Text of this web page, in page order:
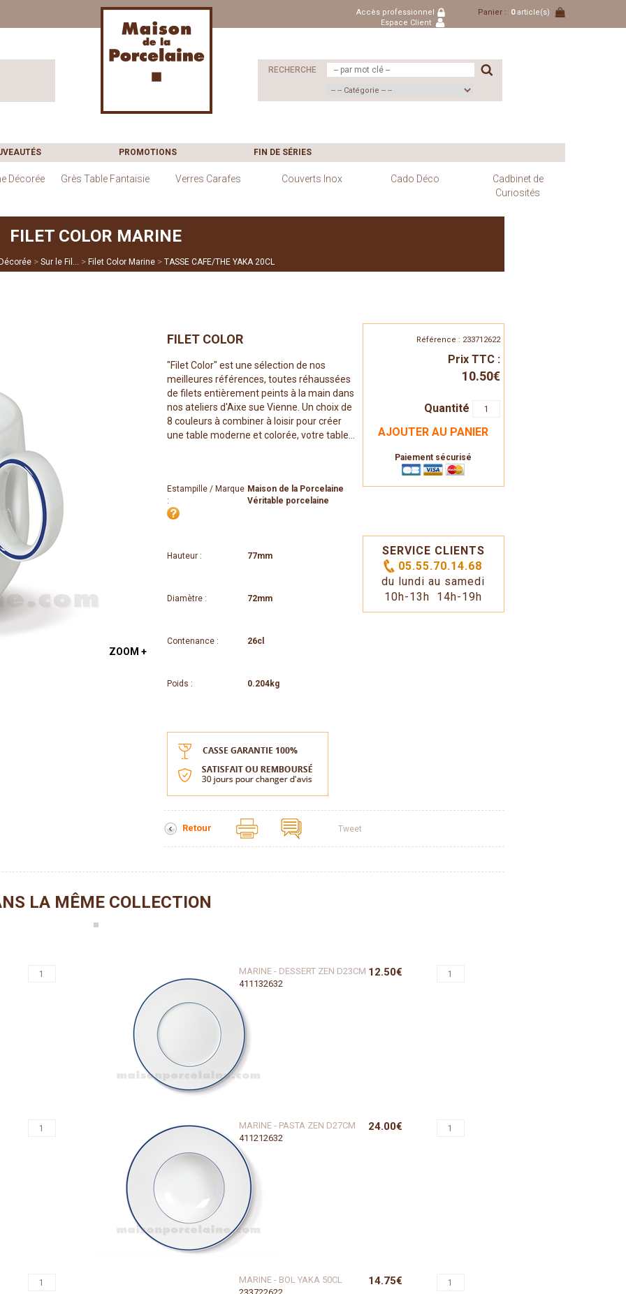
Accès professionnel
Espace Client
Panier : 0article(s)
RECHERCHE
PROMOTIONS FIN DE SÉRIES
Décorée Grès Table Fantaisie Verres Carafes Couverts Inox Cado Déco
Cadbinet de
Curiosités
FILET COLOR MARINE
> Sur le Fil... > Filet Color Marine > TASSE CAFE/THE YAKA 20CL
ZOOM +
Référence : 233712622
Prix TTC :
10.50€
Quantité
AJOUTER AU PANIER
Paiement sécurisé
SERVICE CLIENTS
05.55.70.14.68
du lundi au samedi
10h-13h 14h-19h
FILET COLOR
"Filet Color" est une sélection de nos
meilleures références, toutes réhaussées
de filets entièrement peints à la main dans
nos ateliers d'Aixe sue Vienne. Un choix de
8 couleurs à combiner à loisir pour créer
une table moderne et colorée, votre table...
Estampille / Marque
:
Maison de la Porcelaine
Véritable porcelaine
Hauteur : 77mm
Diamètre : 72mm
Contenance : 26cl
Poids : 0.204kg
Retour Tweet
LA MÊME COLLECTION
MARINE - DESSERT ZEN D23CM
411132632
12.50€
MARINE - PASTA ZEN D27CM
411212632
24.00€
MARINE - BOL YAKA 50CL
14.75€